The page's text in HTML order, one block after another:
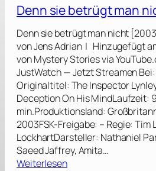
Denn sie betrügt man
Denn sie betrügt man nicht
von Jens Adrian | Hinzugefügt
von Mystery Stories via
JustWatch — Jetzt Streamen
Originaltitel: The Inspector
Deception On His MindLaufzeit:
min.Produktionsland:
2003FSK-Freigabe: – Regie:
LockhartDarsteller: Nathaniel
Saeed Jaffrey, Amita…
Weiterlesen: